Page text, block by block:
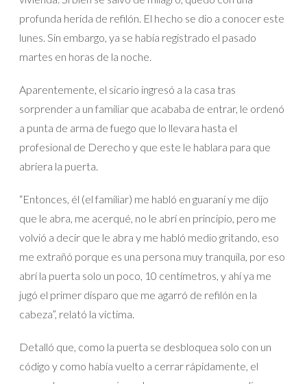
profunda herida de refilón. El hecho se dio a conocer este
lunes. Sin embargo, ya se había registrado el pasado
martes en horas de la noche.
Aparentemente, el sicario ingresó a la casa tras
sorprender a un familiar que acababa de entrar, le ordenó
a punta de arma de fuego que lo llevara hasta el
profesional de Derecho y que este le hablara para que
abriera la puerta.
“Entonces, él (el familiar) me habló en guaraní y me dijo
que le abra, me acerqué, no le abrí en principio, pero me
volvió a decir que le abra y me habló medio gritando, eso
me extrañó porque es una persona muy tranquila, por eso
abrí la puerta solo un poco, 10 centímetros, y ahí ya me
jugó el primer disparo que me agarró de refilón en la
cabeza”, relató la víctima.
Detalló que, como la puerta se desbloquea solo con un
código y como había vuelto a cerrar rápidamente, el